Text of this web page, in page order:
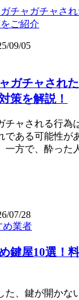
09/05
ガチャされ
策を解説！
チャされる行為
である可能性が
一方で、酔っ
07/28
め業者
鍵屋10選！
た、鍵が開かな